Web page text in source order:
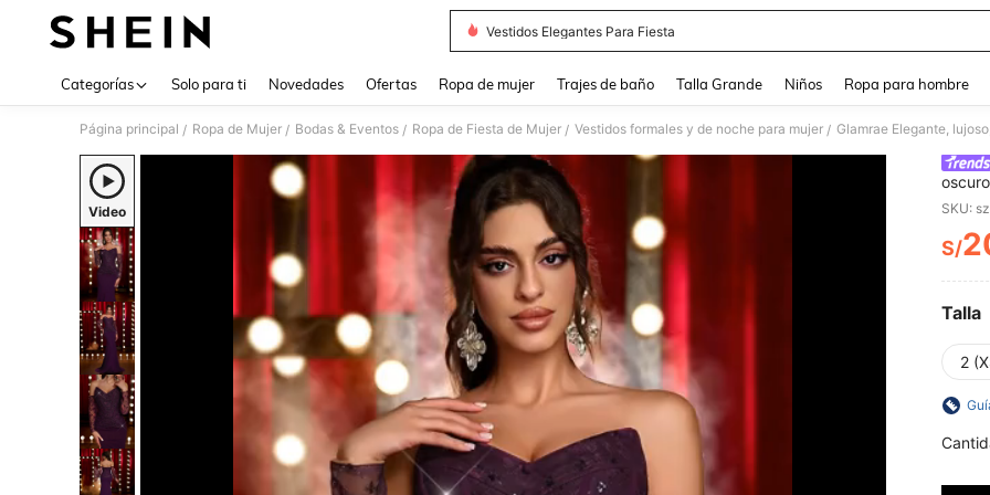
Vestidos Elegantes Para Fiesta
Categorías Solo para ti Novedades Ofertas Ropa de mujer Trajes de baño Talla Grande Niños Ropa para hombre
Página principal / Ropa de Mujer / Bodas & Eventos / Ropa de Fiesta de Mujer / Vestidos formales y de noche para mujer /
Video
de
busto
SKU:
S/
Talla
2